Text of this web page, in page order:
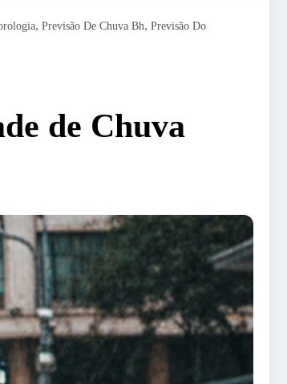
, Previsão De Chuva Bh, Previsão Do
de Chuva